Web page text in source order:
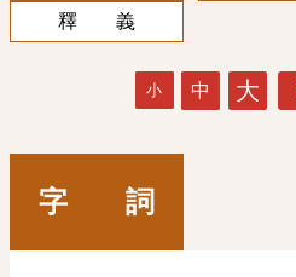
釋 義
小 中 大
字 詞